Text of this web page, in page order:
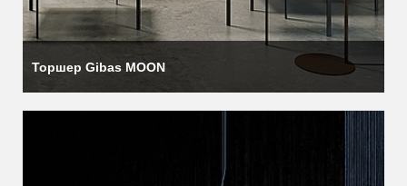
Торшер Gibas MOON